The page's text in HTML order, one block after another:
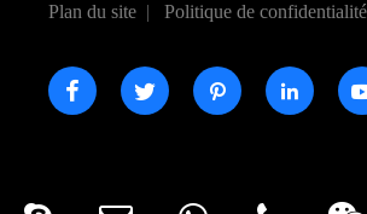
Plan du site | Politique de confidentialité
   